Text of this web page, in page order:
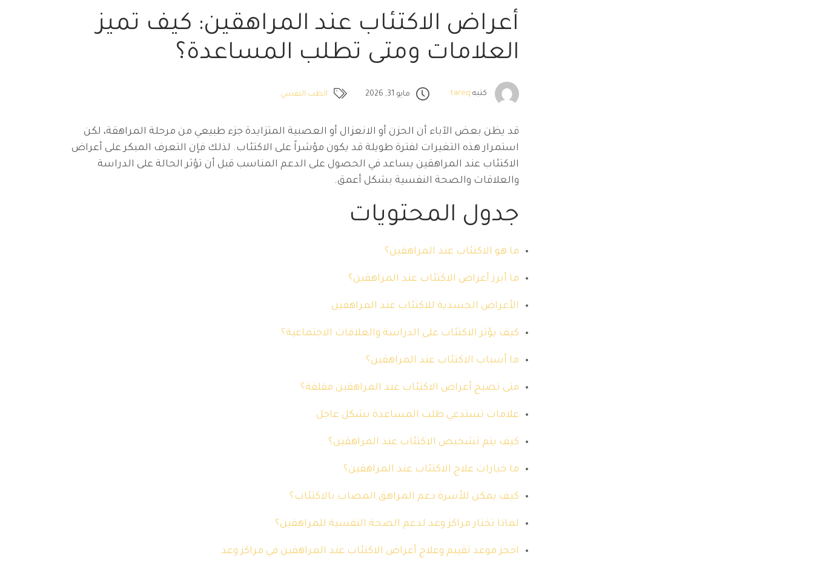
أعراض الاكتئاب عند المراهقين: كيف تميز
العلامات ومتى تطلب المساعدة؟
كتبه tareq مايو 31, 2026 الطب النفسي
قد يظن بعض الآباء أن الحزن أو الانعزال أو العصبية المتزايدة جزء طبيعي من مرحلة المراهقة، لكن
استمرار هذه التغيرات لفترة طويلة قد يكون مؤشراً على الاكتئاب. لذلك فإن التعرف المبكر على أعراض
الاكتئاب عند المراهقين يساعد في الحصول على الدعم المناسب قبل أن تؤثر الحالة على الدراسة
والعلاقات والصحة النفسية بشكل أعمق.
جدول المحتويات
ما هو الاكتئاب عند المراهقين؟
ما أبرز أعراض الاكتئاب عند المراهقين؟
الأعراض الجسدية للاكتئاب عند المراهقين
كيف يؤثر الاكتئاب على الدراسة والعلاقات الاجتماعية؟
ما أسباب الاكتئاب عند المراهقين؟
متى تصبح أعراض الاكتئاب عند المراهقين مقلقة؟
علامات تستدعي طلب المساعدة بشكل عاجل
كيف يتم تشخيص الاكتئاب عند المراهقين؟
ما خيارات علاج الاكتئاب عند المراهقين؟
كيف يمكن للأسرة دعم المراهق المصاب بالاكتئاب؟
لماذا تختار مراكز وعد لدعم الصحة النفسية للمراهقين؟
احجز موعد تقييم وعلاج أعراض الاكتئاب عند المراهقين في مراكز وعد